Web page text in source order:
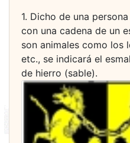
1. Dicho de una
con una cadena de un
son animales como los
etc., se indicará el
de hierro (sable).